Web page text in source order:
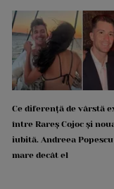
Ce diferență de vârstă
între Rareș Cojoc și
iubită. Andreea
mare decât el